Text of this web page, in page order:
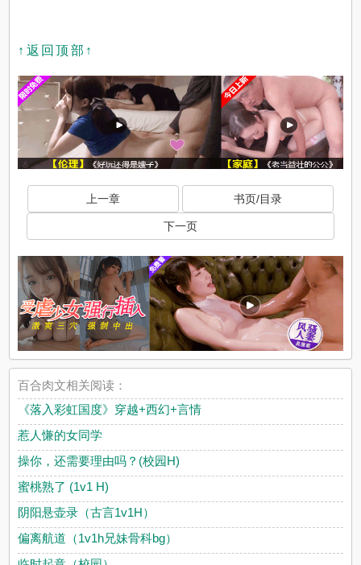
↑返回顶部↑
上一章 书页/目录
下一页
百合肉文相关阅读：
《落入彩虹国度》穿越+西幻+言情
惹人慊的女同学
操你，还需要理由吗？(校园H)
蜜桃熟了 (1v1 H)
阴阳悬壶录（古言1v1H）
偏离航道（1v1h兄妹骨科bg）